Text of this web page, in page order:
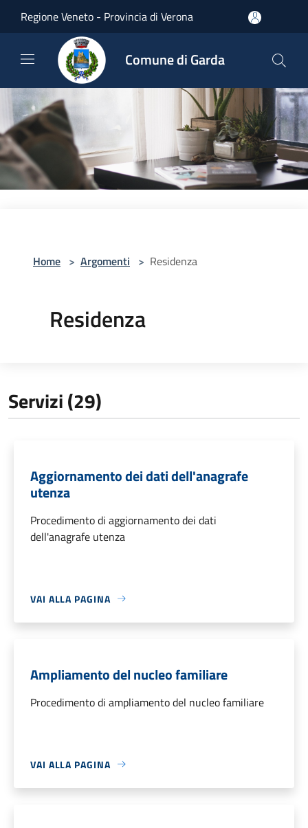
Regione Veneto - Provincia di Verona
Comune di Garda
Home > Argomenti > Residenza
Residenza
Servizi (29)
Aggiornamento dei dati dell'anagrafe
utenza
Procedimento di aggiornamento dei dati
dell'anagrafe utenza
VAI ALLA PAGINA
Ampliamento del nucleo familiare
Procedimento di ampliamento del nucleo familiare
VAI ALLA PAGINA